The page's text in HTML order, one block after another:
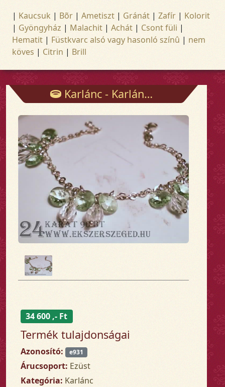
| Kaucsuk | Bõr | Ametiszt | Gránát | Zafír | Kolorit
| Gyöngyház | Malachit | Achát | Csont füli |
Hematit | Füstkvarc alsó vagy hasonló színû | nem
köves | Citrin | Brill
Karlánc - Karlánc - Arany és ezüst ékszerek
34 600 ,- Ft
Termék tulajdonságai
Azonosító: e931
Árucsoport: Ezüst
Kategória: Karlánc